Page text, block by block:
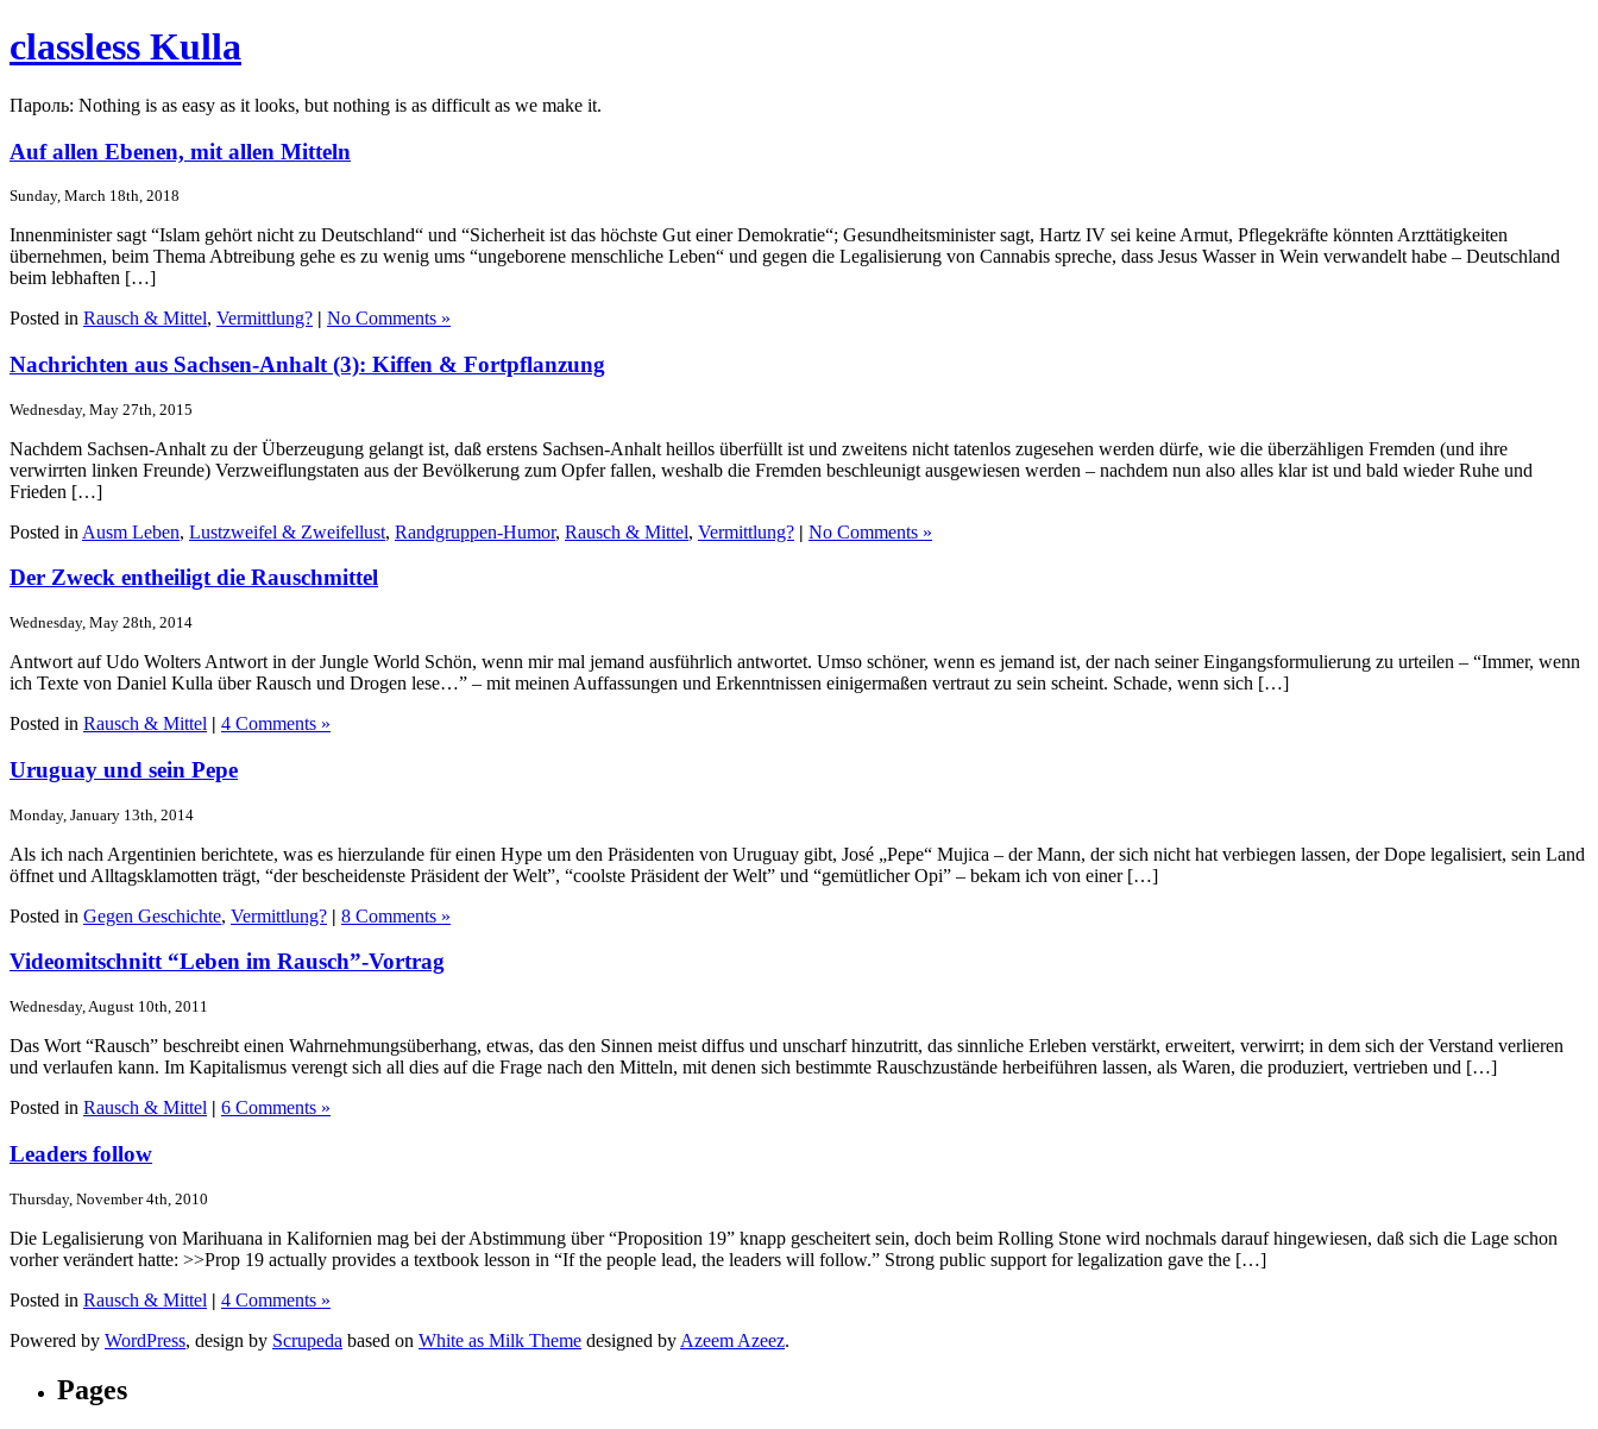
classless Kulla
Пароль: Nothing is as easy as it looks, but nothing is as difficult as we make it.
Auf allen Ebenen, mit allen Mitteln
Sunday, March 18th, 2018
Innenminister sagt “Islam gehört nicht zu Deutschland“ und “Sicherheit ist das höchste Gut einer Demokratie“; Gesundheitsminister sagt, Hartz IV sei keine Armut, Pflegekräfte könnten Arzttätigkeiten
übernehmen, beim Thema Abtreibung gehe es zu wenig ums “ungeborene menschliche Leben“ und gegen die Legalisierung von Cannabis spreche, dass Jesus Wasser in Wein verwandelt habe – Deutschland
beim lebhaften […]
Posted in Rausch & Mittel, Vermittlung? | No Comments »
Nachrichten aus Sachsen-Anhalt (3): Kiffen & Fortpflanzung
Wednesday, May 27th, 2015
Nachdem Sachsen-Anhalt zu der Überzeugung gelangt ist, daß erstens Sachsen-Anhalt heillos überfüllt ist und zweitens nicht tatenlos zugesehen werden dürfe, wie die überzähligen Fremden (und ihre
verwirrten linken Freunde) Verzweiflungstaten aus der Bevölkerung zum Opfer fallen, weshalb die Fremden beschleunigt ausgewiesen werden – nachdem nun also alles klar ist und bald wieder Ruhe und
Frieden […]
Posted in Ausm Leben, Lustzweifel & Zweifellust, Randgruppen-Humor, Rausch & Mittel, Vermittlung? | No Comments »
Der Zweck entheiligt die Rauschmittel
Wednesday, May 28th, 2014
Antwort auf Udo Wolters Antwort in der Jungle World Schön, wenn mir mal jemand ausführlich antwortet. Umso schöner, wenn es jemand ist, der nach seiner Eingangsformulierung zu urteilen – “Immer, wenn
ich Texte von Daniel Kulla über Rausch und Drogen lese…” – mit meinen Auffassungen und Erkenntnissen einigermaßen vertraut zu sein scheint. Schade, wenn sich […]
Posted in Rausch & Mittel | 4 Comments »
Uruguay und sein Pepe
Monday, January 13th, 2014
Als ich nach Argentinien berichtete, was es hierzulande für einen Hype um den Präsidenten von Uruguay gibt, José „Pepe“ Mujica – der Mann, der sich nicht hat verbiegen lassen, der Dope legalisiert, sein Land
öffnet und Alltagsklamotten trägt, “der bescheidenste Präsident der Welt”, “coolste Präsident der Welt” und “gemütlicher Opi” – bekam ich von einer […]
Posted in Gegen Geschichte, Vermittlung? | 8 Comments »
Videomitschnitt “Leben im Rausch”-Vortrag
Wednesday, August 10th, 2011
Das Wort “Rausch” beschreibt einen Wahrnehmungsüberhang, etwas, das den Sinnen meist diffus und unscharf hinzutritt, das sinnliche Erleben verstärkt, erweitert, verwirrt; in dem sich der Verstand verlieren
und verlaufen kann. Im Kapitalismus verengt sich all dies auf die Frage nach den Mitteln, mit denen sich bestimmte Rauschzustände herbeiführen lassen, als Waren, die produziert, vertrieben und […]
Posted in Rausch & Mittel | 6 Comments »
Leaders follow
Thursday, November 4th, 2010
Die Legalisierung von Marihuana in Kalifornien mag bei der Abstimmung über “Proposition 19” knapp gescheitert sein, doch beim Rolling Stone wird nochmals darauf hingewiesen, daß sich die Lage schon
vorher verändert hatte: >>Prop 19 actually provides a textbook lesson in “If the people lead, the leaders will follow.” Strong public support for legalization gave the […]
Posted in Rausch & Mittel | 4 Comments »
Powered by WordPress, design by Scrupeda based on White as Milk Theme designed by Azeem Azeez.
Pages